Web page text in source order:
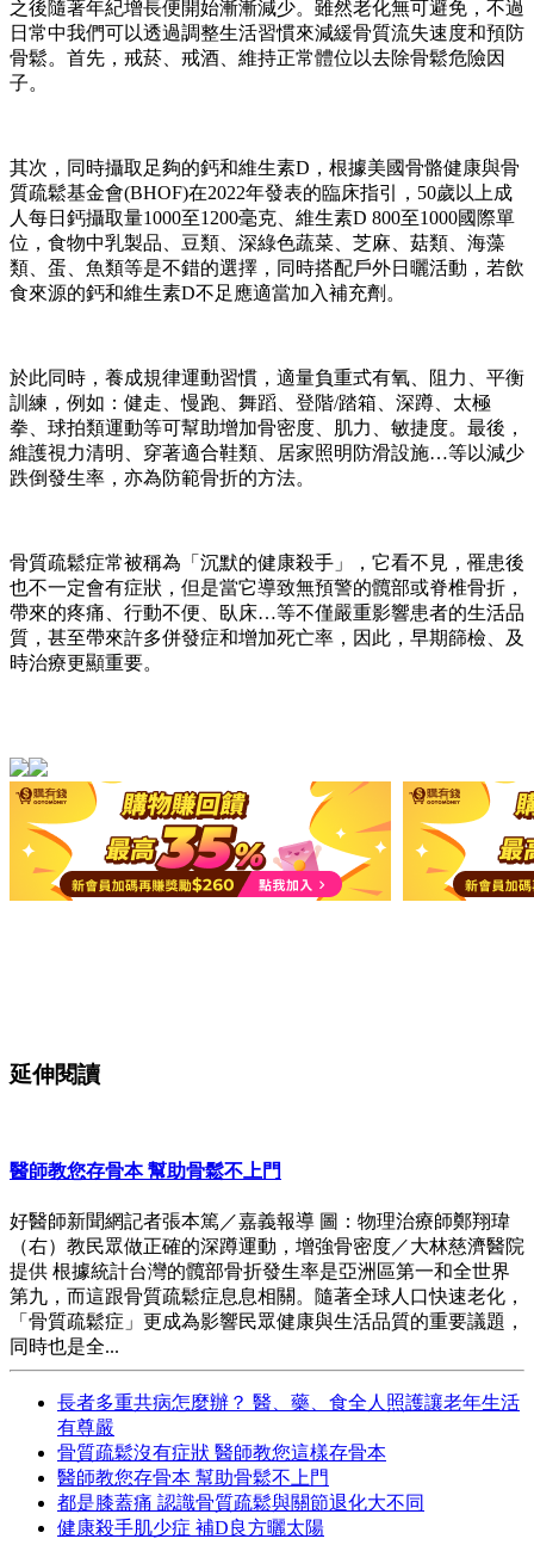
之後隨著年紀增長便開始漸漸減少。雖然老化無可避免，不過
日常中我們可以透過調整生活習慣來減緩骨質流失速度和預防
骨鬆。首先，戒菸、戒酒、維持正常體位以去除骨鬆危險因
子。
其次，同時攝取足夠的鈣和維生素D，根據美國骨骼健康與骨
質疏鬆基金會(BHOF)在2022年發表的臨床指引，50歲以上成
人每日鈣攝取量1000至1200毫克、維生素D 800至1000國際單
位，食物中乳製品、豆類、深綠色蔬菜、芝麻、菇類、海藻
類、蛋、魚類等是不錯的選擇，同時搭配戶外日曬活動，若飲
食來源的鈣和維生素D不足應適當加入補充劑。
於此同時，養成規律運動習慣，適量負重式有氧、阻力、平衡
訓練，例如：健走、慢跑、舞蹈、登階/踏箱、深蹲、太極
拳、球拍類運動等可幫助增加骨密度、肌力、敏捷度。最後，
維護視力清明、穿著適合鞋類、居家照明防滑設施…等以減少
跌倒發生率，亦為防範骨折的方法。
骨質疏鬆症常被稱為「沉默的健康殺手」，它看不見，罹患後
也不一定會有症狀，但是當它導致無預警的髖部或脊椎骨折，
帶來的疼痛、行動不便、臥床…等不僅嚴重影響患者的生活品
質，甚至帶來許多併發症和增加死亡率，因此，早期篩檢、及
時治療更顯重要。
延伸閱讀
醫師教您存骨本 幫助骨鬆不上門
好醫師新聞網記者張本篤／嘉義報導 圖：物理治療師鄭翔瑋
（右）教民眾做正確的深蹲運動，增強骨密度／大林慈濟醫院
提供 根據統計台灣的髖部骨折發生率是亞洲區第一和全世界
第九，而這跟骨質疏鬆症息息相關。隨著全球人口快速老化，
「骨質疏鬆症」更成為影響民眾健康與生活品質的重要議題，
同時也是全...
長者多重共病怎麼辦？ 醫、藥、食全人照護讓老年生活
有尊嚴
骨質疏鬆沒有症狀 醫師教您這樣存骨本
醫師教您存骨本 幫助骨鬆不上門
都是膝蓋痛 認識骨質疏鬆與關節退化大不同
健康殺手肌少症 補D良方曬太陽